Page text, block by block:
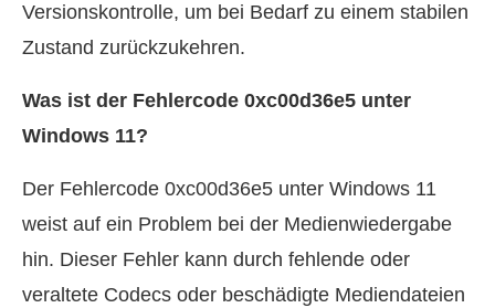
Versionskontrolle, um bei Bedarf zu einem stabilen
Zustand zurückzukehren.
Was ist der Fehlercode 0xc00d36e5 unter
Windows 11?
Der Fehlercode 0xc00d36e5 unter Windows 11
weist auf ein Problem bei der Medienwiedergabe
hin. Dieser Fehler kann durch fehlende oder
veraltete Codecs oder beschädigte Mediendateien